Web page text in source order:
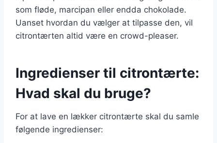
som fløde, marcipan eller endda chokolade.
Uanset hvordan du vælger at tilpasse den, vil
citrontærten altid være en crowd-pleaser.
Ingredienser til citrontærte:
Hvad skal du bruge?
For at lave en lækker citrontærte skal du samle
følgende ingredienser: